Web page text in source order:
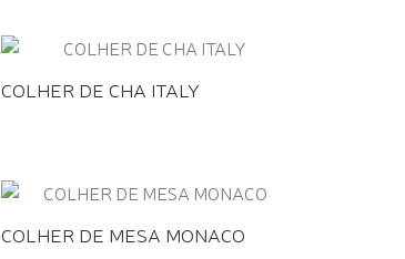
COLHER DE CHA ITALY
COLHER DE MESA MONACO